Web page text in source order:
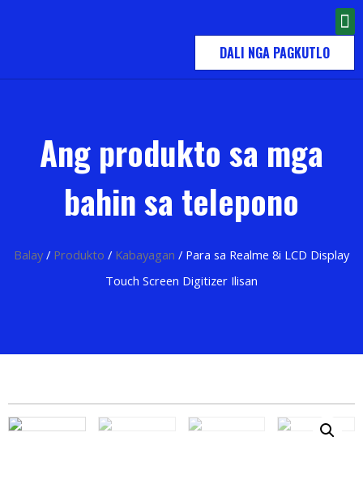
DALI NGA PAGKUTLO
Ang produkto sa mga
bahin sa telepono
Balay / Produkto / Kabayagan / Para sa Realme 8i LCD Display
Touch Screen Digitizer Ilisan